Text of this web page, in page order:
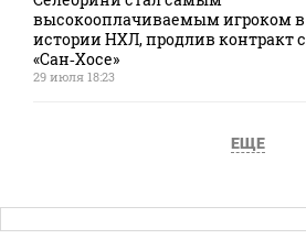
высокооплачиваемым игроком в
истории НХЛ, продлив контракт с
«Сан‑Хосе»
29 июля 18:23
ЕЩЕ